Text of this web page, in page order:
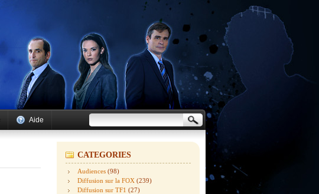
Aide
CATEGORIES
Audiences (98)
Diffusion sur la FOX (239)
Diffusion sur TF1 (27)